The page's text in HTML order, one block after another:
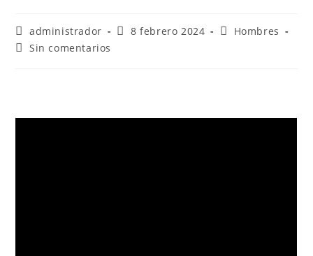
administrador 8 febrero 2024
Hombres
Sin comentarios